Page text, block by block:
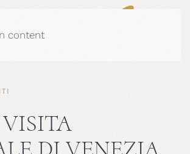
content